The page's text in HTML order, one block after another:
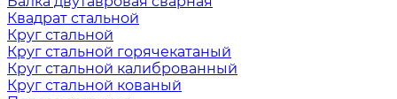
Квадрат стальной
Круг стальной
Круг стальной горячекатаный
Круг стальной калиброванный
Круг стальной кованый